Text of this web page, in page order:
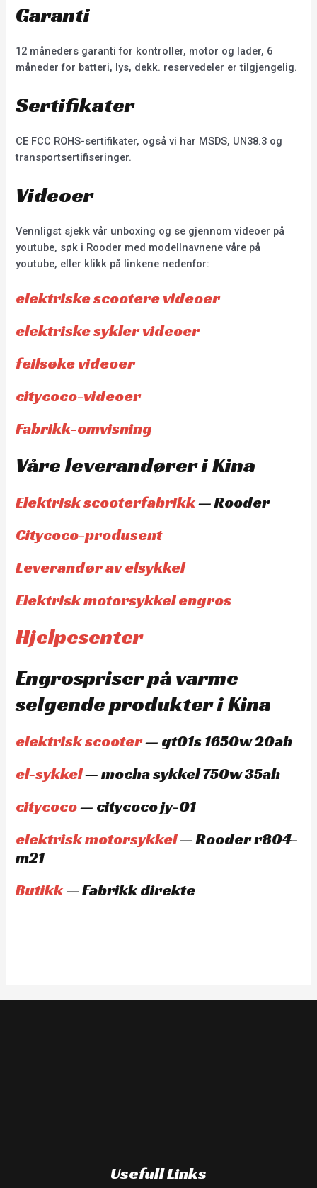
Garanti
12 måneders garanti for kontroller, motor og lader, 6
måneder for batteri, lys, dekk. reservedeler er tilgjengelig.
Sertifikater
CE FCC ROHS-sertifikater, også vi har MSDS, UN38.3 og
transportsertifiseringer.
Videoer
Vennligst sjekk vår unboxing og se gjennom videoer på
youtube, søk i Rooder med modellnavnene våre på
youtube, eller klikk på linkene nedenfor:
elektriske scootere videoer
elektriske sykler videoer
feilsøke videoer
citycoco-videoer
Fabrikk-omvisning
Våre leverandører i Kina
Elektrisk scooterfabrikk— Rooder
Citycoco-produsent
Leverandør av elsykkel
Elektrisk motorsykkel engros
Hjelpesenter
Engrospriser på varme
selgende produkter i Kina
elektrisk scooter— gt01s 1650w 20ah
el-sykkel— mocha sykkel 750w 35ah
citycoco— citycoco jy-01
elektrisk motorsykkel— Rooder r804-
m21
Butikk— Fabrikk direkte
Usefull Links